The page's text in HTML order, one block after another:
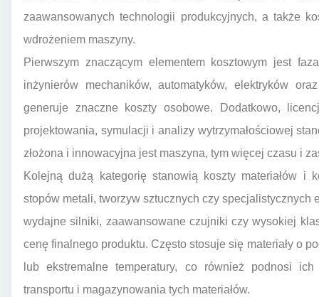
zaawansowanych technologii produkcyjnych, a także
wdrożeniem maszyny.
Pierwszym znaczącym elementem kosztowym jest
inżynierów mechaników, automatyków, elektryków
generuje znaczne koszty osobowe. Dodatkowo,
projektowania, symulacji i analizy wytrzymałościowej
złożona i innowacyjna jest maszyna, tym więcej czasu i
Kolejną dużą kategorię stanowią koszty materiałów i
stopów metali, tworzyw sztucznych czy specjalistycznych
wydajne silniki, zaawansowane czujniki czy wysokiej
cenę finalnego produktu. Często stosuje się materiały o
lub ekstremalne temperatury, co również podnosi
transportu i magazynowania tych materiałów.